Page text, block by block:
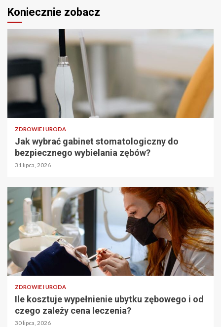
Koniecznie zobacz
ZDROWIE I URODA
Jak wybrać gabinet stomatologiczny do
bezpiecznego wybielania zębów?
31 lipca, 2026
ZDROWIE I URODA
Ile kosztuje wypełnienie ubytku zębowego i od
czego zależy cena leczenia?
30 lipca, 2026